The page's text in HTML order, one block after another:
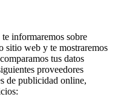
informaremos sobre
sitio web y te mostraremos
tus datos
proveedores
de publicidad online,